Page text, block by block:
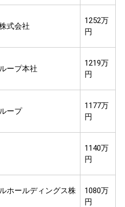
式会社
1252万
円
ープ本社
1219万
円
ープ
1177万
円
1140万
円
ホールディングス株
1080万
円